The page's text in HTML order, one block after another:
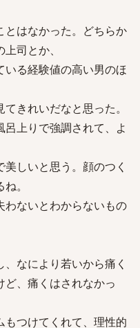
とはなかった。どちらか
司とか、
る経験値の高い男のほ
きれいだなと思った。
上りで強調されて、よ
しいと思う。顔のつく
。
わないとわからないもの
なにより若いから痛く
ど、痛くはされなかっ
もつけてくれて、理性的